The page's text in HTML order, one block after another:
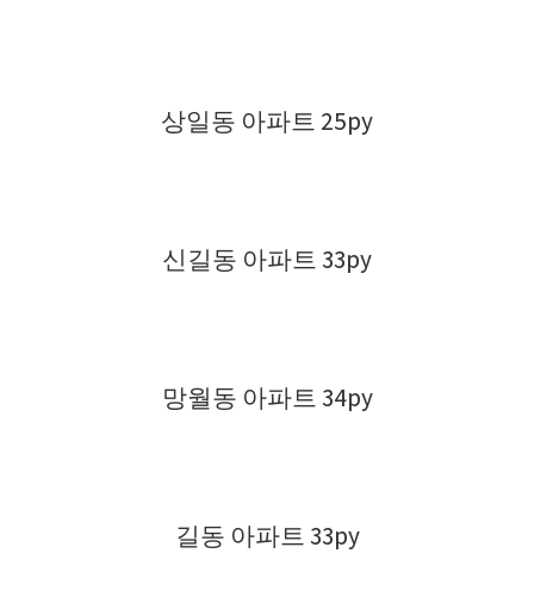
상일동 아파트 25py
신길동 아파트 33py
망월동 아파트 34py
길동 아파트 33py